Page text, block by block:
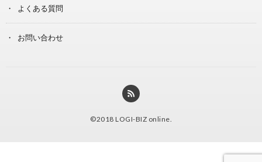
よくある質問
お問い合わせ
©2018 LOGI-BIZ online